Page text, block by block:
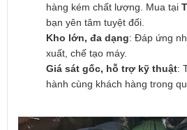
hàng kém chất lượng. Mua tại
bạn yên tâm tuyệt đối.
Kho lớn, đa dạng: Đáp ứng
xuất, chế tạo máy.
Giá sát gốc, hỗ trợ kỹ thuật:
hành cùng khách hàng trong